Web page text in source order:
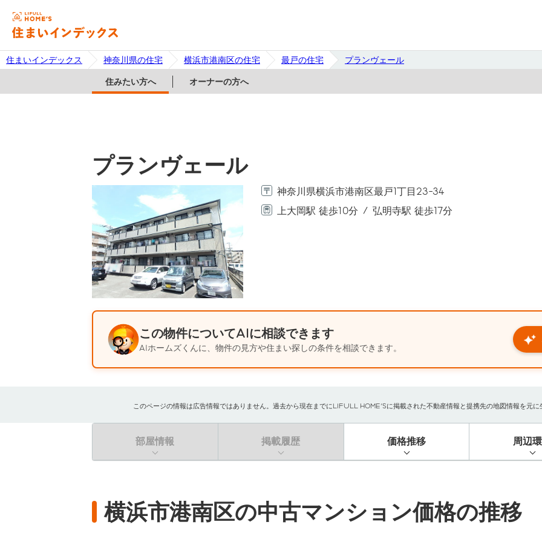
住まいインデックス 神奈川県の住宅 横浜市港南区の住宅 最戸の住宅 プランヴェール
住みたい方へ オーナーの方へ
プランヴェール
神奈川県横浜市港南区最戸1丁目23-34
上大岡駅 徒歩10分
弘明寺駅 徒歩17分
この物件についてAIに相談できます
AIホームズくんに、物件の見方や住まい探しの条件を相談できます。
このページの情報は広告情報ではありません。過去から現在までにLIFULL HOME'Sに掲載された不動産情報と提携先の地図情報を元
部屋情報 掲載履歴 価格推移 周辺
横浜市港南区の中古マンション価格の推移